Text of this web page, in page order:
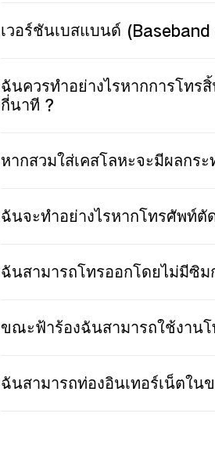
เวอร์ชันเบสแบนด์
ฉันควรทำอย่างไรหากการโทร
กี่นาที ?
หากสวมใส่เคสโลหะจะมีผลก
ฉันจะทำอย่างไรหากโทรศัพท์ตั
ฉันสามารถโทรออกโดยไม่มีซิม
ขณะฟ้าร้องฉันสามารถใช้งาน
ฉันสามารถท่องอินเทอร์เน็ตใ